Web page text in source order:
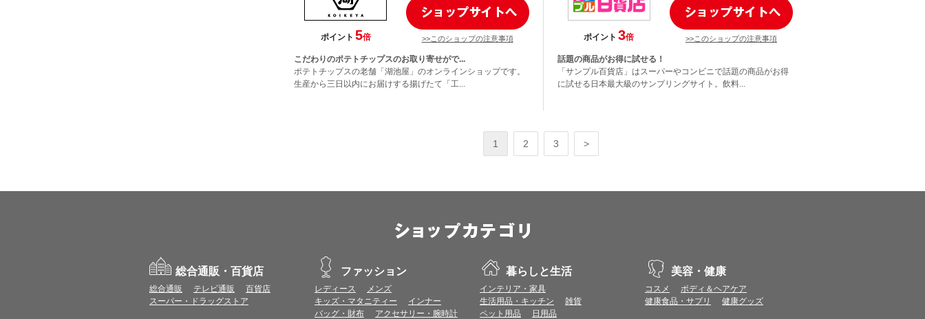
ポイント 5倍 >>このショップの注意事項
こだわりのポテトチップスのお取り寄せがで...
ポテトチップスの老舗「湖池屋」のオンラインショップです。
生産から三日以内にお届けする揚げたて「工...
ポイント 3倍 >>このショップの注意事項
話題の商品がお得に試せる！
「サンプル百貨店」はスーパーやコンビニで話題の商品がお得
に試せる日本最大級のサンプリングサイト。飲料...
1 2 3 >
総合通販・百貨店
総合通販 テレビ通販
百貨店
スーパー・ドラッグストア
ファッション
レディース
メンズ
キッズ・マタニティー
インナー
バッグ・財布
アクセサリー・腕時計
暮らしと生活
インテリア・家具
生活用品・キッチン
雑貨
ペット用品
日用品
美容・健康
コスメ
ボディ＆ヘアケア
健康食品・サプリ
健康グッズ